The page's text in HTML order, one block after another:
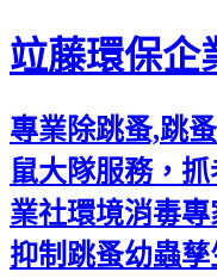
竝藤環保企
專業除跳蚤,跳
鼠大隊服務，
業社環境消毒
抑制跳蚤幼蟲孳